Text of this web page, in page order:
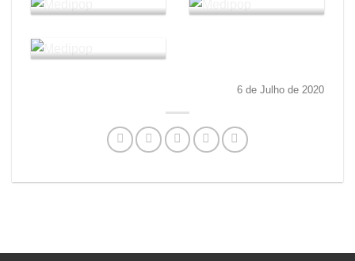
6 de Julho de 2020